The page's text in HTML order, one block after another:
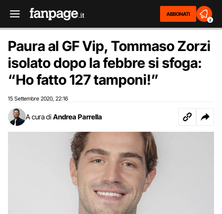
ABBONATI
2
Paura al GF Vip, Tommaso Zorzi
isolato dopo la febbre si sfoga:
“Ho fatto 127 tamponi!”
15 Settembre 2020 22:16
A cura di Andrea Parrella